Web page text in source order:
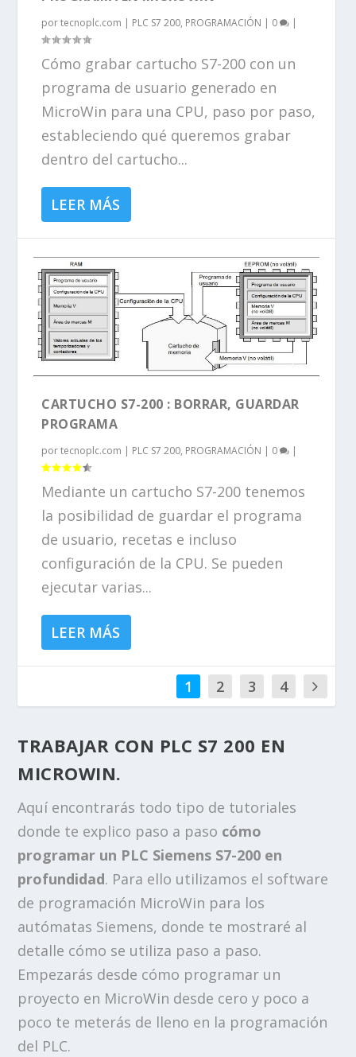
portecnoplc.com | PLC S7 200, PROGRAMACIÓN | 0 |
Cómo grabar cartucho S7-200 con un
programa de usuario generado en
MicroWin para una CPU, paso por paso,
estableciendo qué queremos grabar
dentro del cartucho...
LEER MÁS
CARTUCHO S7-200 : BORRAR, GUARDAR
PROGRAMA
portecnoplc.com | PLC S7 200, PROGRAMACIÓN | 0 |
Mediante un cartucho S7-200 tenemos
la posibilidad de guardar el programa
de usuario, recetas e incluso
configuración de la CPU. Se pueden
ejecutar varias...
LEER MÁS
1 2 3 4
TRABAJAR CON PLC S7 200 EN
MICROWIN.
Aquí encontrarás todo tipo de tutoriales
donde te explico paso a paso cómo
programar un PLC Siemens S7-200 en
profundidad. Para ello utilizamos el software
de programación MicroWin para los
autómatas Siemens, donde te mostraré al
detalle cómo se utiliza paso a paso.
Empezarás desde cómo programar un
proyecto en MicroWin desde cero y poco a
poco te meterás de lleno en la programación
del PLC.